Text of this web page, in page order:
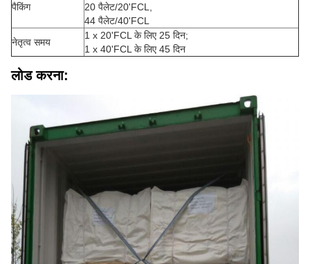
पैकिंग
20 पैलेट/20'FCL,
44 पैलेट/40'FCL
नेतृत्व समय
1 x 20'FCL के लिए 25 दिन;
1 x 40'FCL के लिए 45 दिन
लोड करना: